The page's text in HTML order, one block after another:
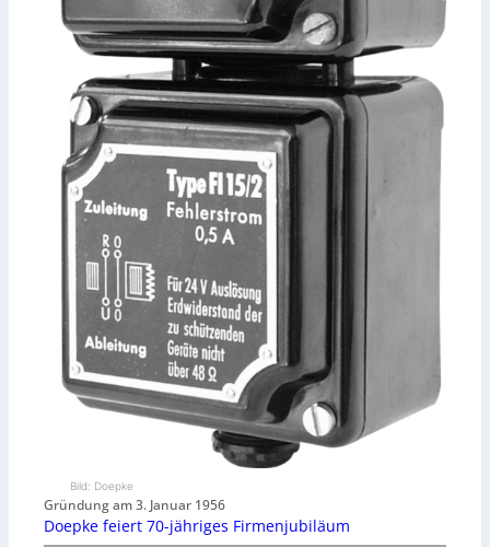
Bild: Doepke
Gründung am 3. Januar 1956
Doepke feiert 70-jähriges Firmenjubiläum